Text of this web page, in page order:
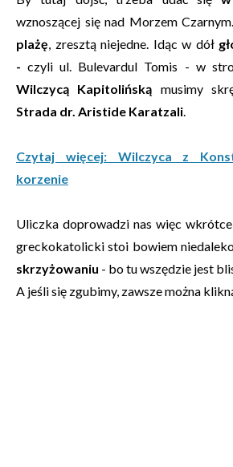
wznoszącej się nad Morzem
plażę, zresztą niejedne. Idąc w dół
- czyli ul. Bulevardul Tomis - w
Wilczycą Kapitolińską musimy
Strada dr. Aristide Karatzali.
Czytaj więcej: Wilczyca z
korzenie
Uliczka doprowadzi nas więc wkrótce
greckokatolicki stoi bowiem
skrzyżowaniu - bo tu wszędzie jest
A jeśli się zgubimy, zawsze można